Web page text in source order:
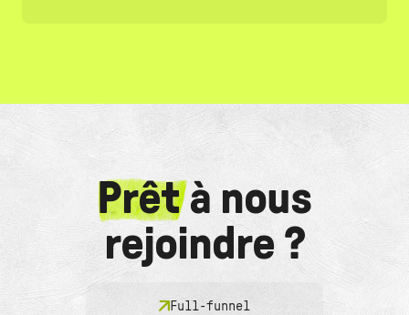
Prêtà nous
rejoindre ?
Full-funnel